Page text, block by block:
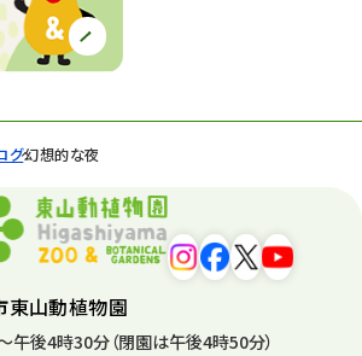
グ幻想的な夜
東山動植物園
午後4時30分（閉園は午後4時50分）